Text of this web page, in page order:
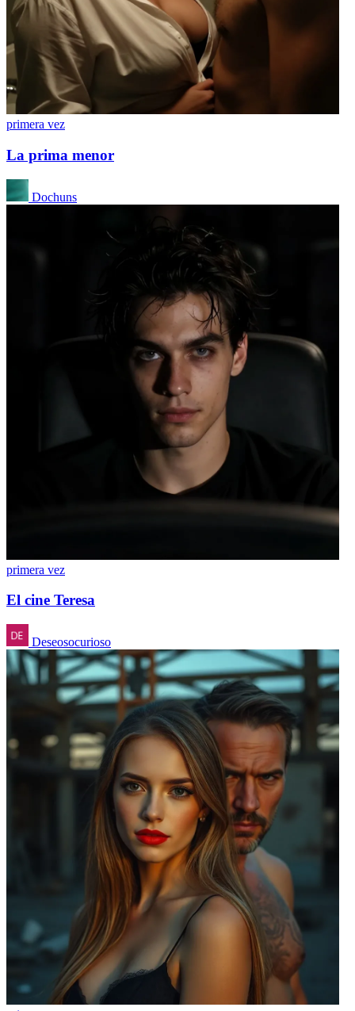
primera vez
La prima menor
Dochuns
primera vez
El cine Teresa
Deseosocurioso